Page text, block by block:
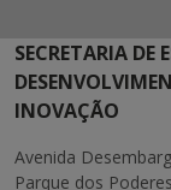
SECRETARIA DE
INOVAÇÃO
Avenida
Parque dos